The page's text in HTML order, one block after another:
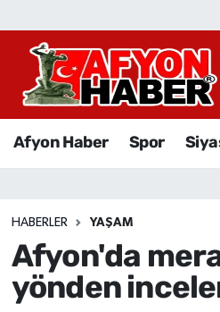
Afyon Haber Spor
HABERLER YAŞAM
Afyon'da
yönden
Afyon Haber
Sağlık
Eğitim